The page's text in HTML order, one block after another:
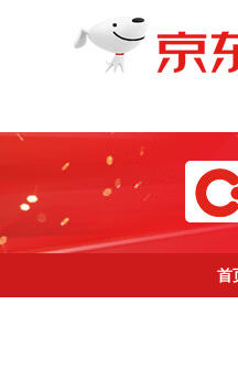
首